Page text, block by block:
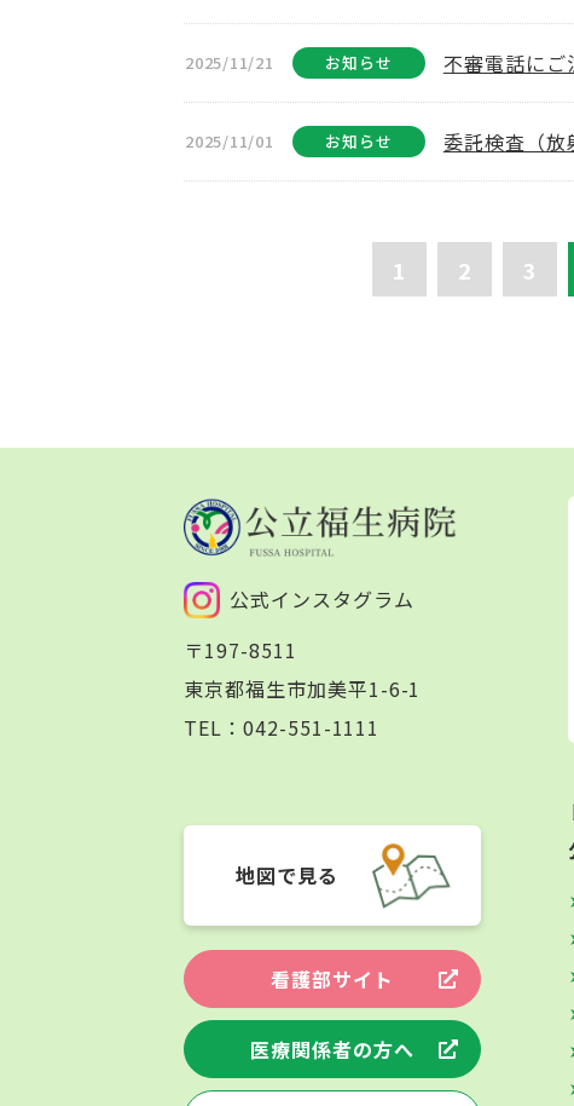
2025/11/21 お知らせ 不審電話にご
2025/11/01 お知らせ 委託検査（
1 2 3
公式インスタグラム
〒197-8511
東京都福生市加美平1-6-1
TEL： 042-551-1111
地図で見る
看護部サイト
医療関係者の方へ